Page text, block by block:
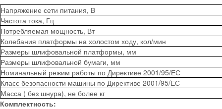
Напряжение сети питания, В
Частота тока, Гц
Потребляемая мощность, Вт
Колебания платформы на холостом ходу, кол/мин
Размеры шлифовальной платформы, мм
Размеры шлифовальной бумаги, мм
Номинальный режим работы по Директиве 2001/95/ЕС
Класс безопасности машины по Директиве 2001/95/ЕС
Масса ( без шнура), не более кг
Комплектность: